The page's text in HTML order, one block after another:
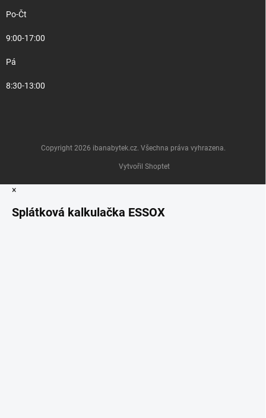
Po-Čt
9:00-17:00
Pá
8:30-13:00
Vytvořil Shoptet
Copyright 2026 ibanabytek.cz. Všechna práva vyhrazena.
×
Splátková kalkulačka ESSOX